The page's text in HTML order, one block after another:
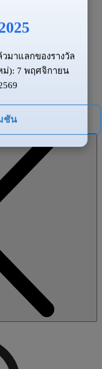
มาแลกของรางวัล
ม่): 7 พฤศจิกายน
ชัน